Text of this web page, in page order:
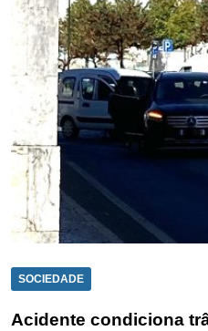
SOCIEDADE
Acidente condiciona